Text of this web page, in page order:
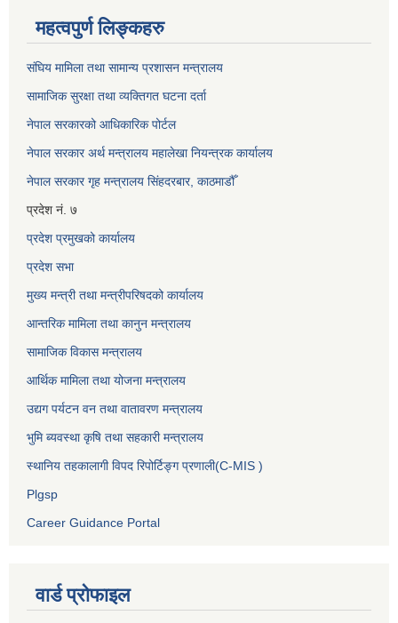
महत्वपुर्ण लिङ्कहरु
संघिय मामिला तथा सामान्य प्रशासन मन्त्रालय
सामाजिक सुरक्षा तथा व्यक्तिगत घटना दर्ता
नेपाल सरकारको आधिकारिक पोर्टल
नेपाल सरकार अर्थ मन्त्रालय महालेखा नियन्त्रक कार्यालय
नेपाल सरकार गृह मन्त्रालय सिंहदरबार, काठमाडौँ
प्रदेश नं. ७
प्रदेश प्रमुखको कार्यालय
प्रदेश सभा
मुख्य मन्त्री तथा मन्त्रीपरिषदको कार्यालय
आन्तरिक मामिला तथा कानुन मन्त्रालय
सामाजिक विकास मन्त्रालय
आर्थिक मामिला तथा योजना मन्त्रालय
उद्यग पर्यटन वन तथा वातावरण मन्त्रालय
भुमि ब्यवस्था कृषि तथा सहकारी मन्त्रालय
स्थानिय तहकालागी विपद रिपोर्टिङ्ग प्रणाली(C-MIS )
Plgsp
Career Guidance Portal
वार्ड प्रोफाइल